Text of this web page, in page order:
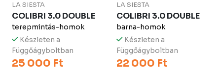
LA SIESTA
COLIBRI 3.0 DOUBLE
terepmintás-homok
Készleten a
Függőágyboltban
25 000 Ft
LA SIESTA
COLIBRI 3.0 DOUBLE
barna-homok
Készleten a
Függőágyboltban
22 000 Ft